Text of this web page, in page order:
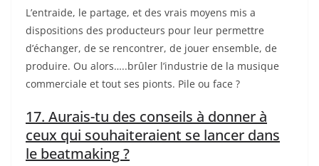
L’entraide, le partage, et des vrais moyens mis a
dispositions des producteurs pour leur permettre
d’échanger, de se rencontrer, de jouer ensemble, de
produire. Ou alors…..brûler l’industrie de la musique
commerciale et tout ses pionts. Pile ou face ?
17. Aurais-tu des conseils à donner à
ceux qui souhaiteraient se lancer dans
le beatmaking ?